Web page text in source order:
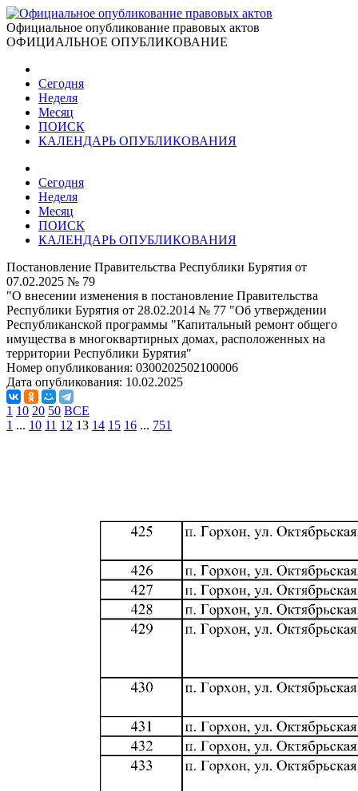
Официальное опубликование правовых актов
ОФИЦИАЛЬНОЕ ОПУБЛИКОВАНИЕ
Сегодня
Неделя
Месяц
ПОИСК
КАЛЕНДАРЬ ОПУБЛИКОВАНИЯ
Сегодня
Неделя
Месяц
ПОИСК
КАЛЕНДАРЬ ОПУБЛИКОВАНИЯ
Постановление Правительства Республики Бурятия от
07.02.2025 № 79
"О внесении изменения в постановление Правительства
Республики Бурятия от 28.02.2014 № 77 "Об утверждении
Республиканской программы "Капитальный ремонт общего
имущества в многоквартирных домах, расположенных на
территории Республики Бурятия"
Номер опубликования: 0300202502100006
Дата опубликования: 10.02.2025
1 10 20 50 ВСЕ
1 ... 10 11 12 13 14 15 16 ... 751